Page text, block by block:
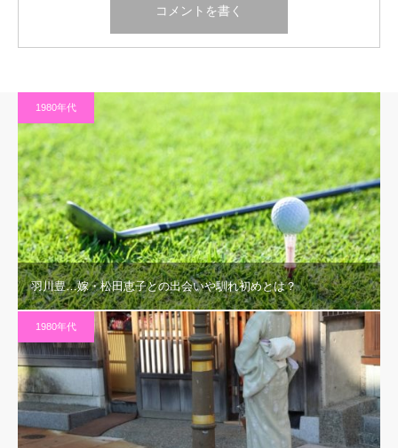
1980年代
羽川豊…嫁・松田恵子との出会いや馴れ初めとは？
1980年代